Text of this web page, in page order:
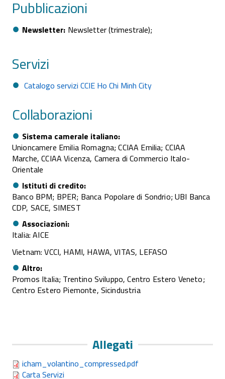
Pubblicazioni
Newsletter Newsletter (trimestrale);
Servizi
Catalogo servizi CCIE Ho Chi Minh City
Collaborazioni
Sistema camerale italiano
Unioncamere Emilia Romagna; CCIAA Emilia; CCIAA
Marche, CCIAA Vicenza, Camera di Commercio Italo-
Orientale
Istituti di credito
Banco BPM; BPER; Banca Popolare di Sondrio; UBI Banca
CDP, SACE, SIMEST
Associazioni
Italia: AICE
Vietnam: VCCI, HAMI, HAWA, VITAS, LEFASO
Altro
Promos Italia; Trentino Sviluppo, Centro Estero Veneto;
Centro Estero Piemonte, Sicindustria
Allegati
icham_volantino_compressed.pdf
Carta Servizi